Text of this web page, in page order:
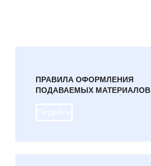
ПРАВИЛА ОФОРМЛЕНИЯ
ПОДАВАЕМЫХ МАТЕРИАЛОВ